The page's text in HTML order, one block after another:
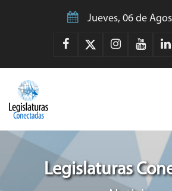
Jueves, 06 de
Legislaturas